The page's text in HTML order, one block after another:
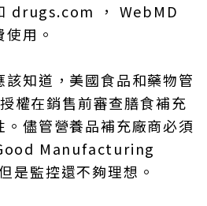
drugs.com ， WebMD
用。
知道，美國食品和藥物管
權在銷售前審查膳食補充
儘管營養品補充廠商必須
Manufacturing
是監控還不夠理想。